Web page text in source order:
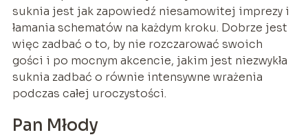
suknia jest jak zapowiedź niesamowitej imprezy i
łamania schematów na każdym kroku. Dobrze jest
więc zadbać o to, by nie rozczarować swoich
gości i po mocnym akcencie, jakim jest niezwykła
suknia zadbać o równie intensywne wrażenia
podczas całej uroczystości.
Pan Młody